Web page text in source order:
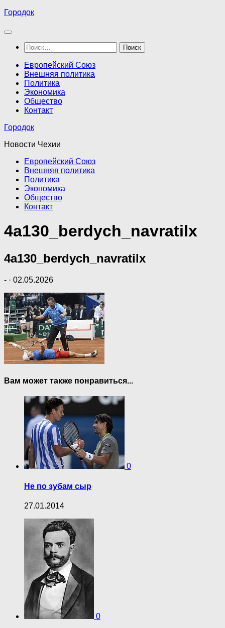
Перейти
содержимому
Городок
Найти:
Европейский Союз
Внешняя политика
Политика
Экономика
Общество
Контакт
Городок
Новости Чехии
Европейский Союз
Внешняя политика
Политика
Экономика
Общество
Контакт
4a130_berdych_navratilx
4a130_berdych_navratilx
- · 02.05.2026
Вам может также понравиться...
0
Не по зубам сыр
27.01.2014
0